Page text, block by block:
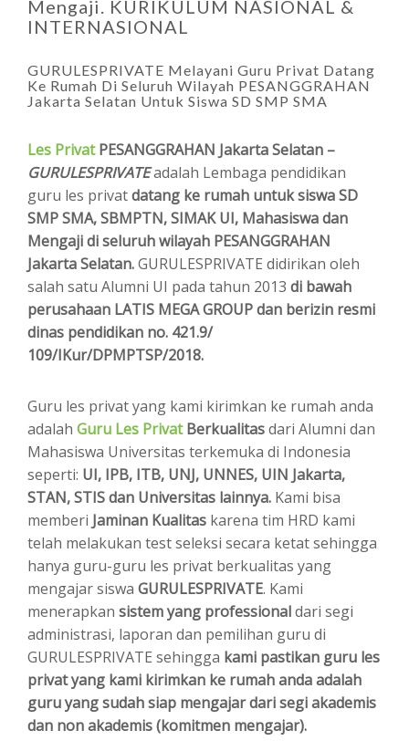
Mengaji. KURIKULUM NASIONAL &
INTERNASIONAL
GURULESPRIVATE Melayani Guru Privat Datang
Ke Rumah Di Seluruh Wilayah PESANGGRAHAN
Jakarta Selatan Untuk Siswa SD SMP SMA
Les PrivatPESANGGRAHAN Jakarta Selatan –
GURULESPRIVATEadalah Lembaga pendidikan
guru les privatdatang ke rumah untuk siswa SD
SMP SMA, SBMPTN, SIMAK UI, Mahasiswa dan
Mengaji di seluruh wilayah PESANGGRAHAN
Jakarta Selatan.GURULESPRIVATE didirikan oleh
salah satu Alumni UI pada tahun 2013 di bawah
perusahaan LATIS MEGA GROUP dan berizin resmi
dinas pendidikan no. 421.9/
109/IKur/DPMPTSP/2018.
Guru les privat yang kami kirimkan ke rumah anda
adalah Guru Les PrivatBerkualitasdari Alumni dan
Mahasiswa Universitas terkemuka di Indonesia
seperti: UI, IPB, ITB, UNJ, UNNES, UIN Jakarta,
STAN, STIS dan Universitas lainnya. Kami bisa
memberi Jaminan Kualitas karena tim HRD kami
telah melakukan test seleksi secara ketat sehingga
hanya guru-guru les privat berkualitas yang
mengajar siswa GURULESPRIVATE. Kami
menerapkan sistem yang professionaldari segi
administrasi, laporan dan pemilihan guru di
GURULESPRIVATE sehingga kami pastikan guru les
privat yang kami kirimkan ke rumah anda adalah
guru yang sudah siap mengajar dari segi akademis
dan non akademis (komitmen mengajar).